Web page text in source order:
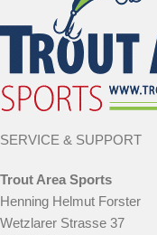
SERVICE & SUPPORT
Trout Area Sports
Henning Helmut Forster
Wetzlarer Strasse 37